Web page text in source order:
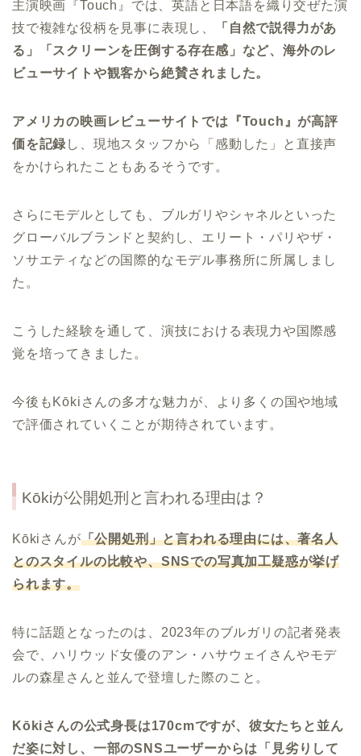
主演映画『Touch』では、英語と日本語を織り交ぜた演
技で複雑な役柄を見事に表現し、
「自然で説得力があ
る」「スクリーンを圧倒する存在感」など、海外のレ
ビューサイトや観客から絶賛されました。
アメリカの映画レビューサイトでは『Touch』が高評
価を記録 し、現地スタッフから「感動した」と直接声
をかけられたこともあるそうです。
さらにモデルとしても、ブルガリやシャネルといった
グローバルブランドと契約し、エリート・パリやザ・
ソサエティなどの国際的なモデル事務所に所属しまし
た。
こうした経験を通して、演技における表現力や国際感
覚を培ってきました。
今後もKōkiさんの多才な魅力が、より多くの国や地域
で評価されていくことが期待されています。
Kōkiが公開処刑と言われる理由は？
Kōkiさんが「公開処刑」と言われる理由には、著名人
とのスタイルの比較や、SNSでの写真加工疑惑が挙げ
られます。
特に話題となったのは、2023年のブルガリの記者発表
会で、ハリウッド女優のアン・ハサウェイさんやモデ
ルの森星さんと並んで登壇した際のこと。
Kōkiさんの公式身長は170cmですが、彼女たちと並ん
だ姿に対し、一部のSNSユーザーからは「見劣りして